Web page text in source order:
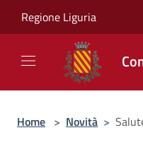
Regione Liguria
Home > Novità >